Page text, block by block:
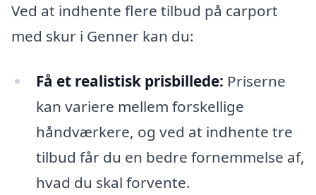
Ved at indhente flere tilbud på carport
med skur i Genner kan du:
Få et realistisk prisbillede: Priserne
kan variere mellem forskellige
håndværkere, og ved at indhente tre
tilbud får du en bedre fornemmelse af,
hvad du skal forvente.